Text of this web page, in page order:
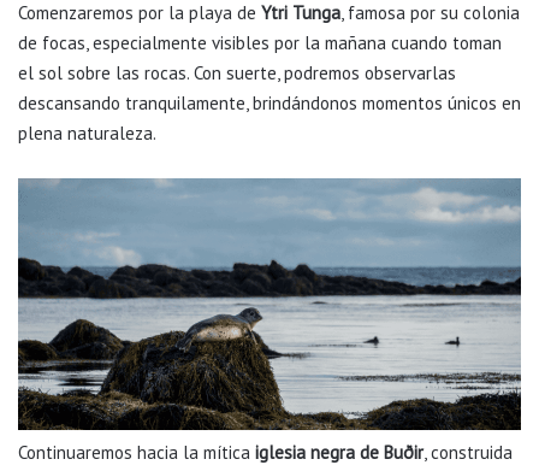
Comenzaremos por la playa de Ytri Tunga, famosa por su colonia
de focas, especialmente visibles por la mañana cuando toman
el sol sobre las rocas. Con suerte, podremos observarlas
descansando tranquilamente, brindándonos momentos únicos en
plena naturaleza.
Continuaremos hacia la mítica iglesia negra de Buðir, construida